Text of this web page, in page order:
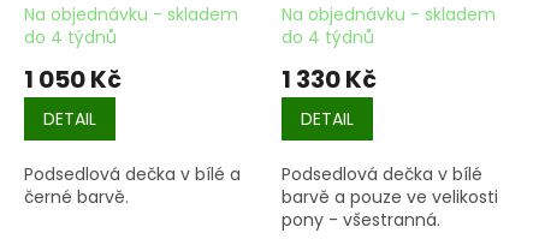
Na objednávku - skladem
do 4 týdnů
1 050 Kč
DETAIL
Podsedlová dečka v bílé a
černé barvě.
Na objednávku - skladem
do 4 týdnů
1 330 Kč
DETAIL
Podsedlová dečka v bílé
barvě a pouze ve velikosti
pony - všestranná.